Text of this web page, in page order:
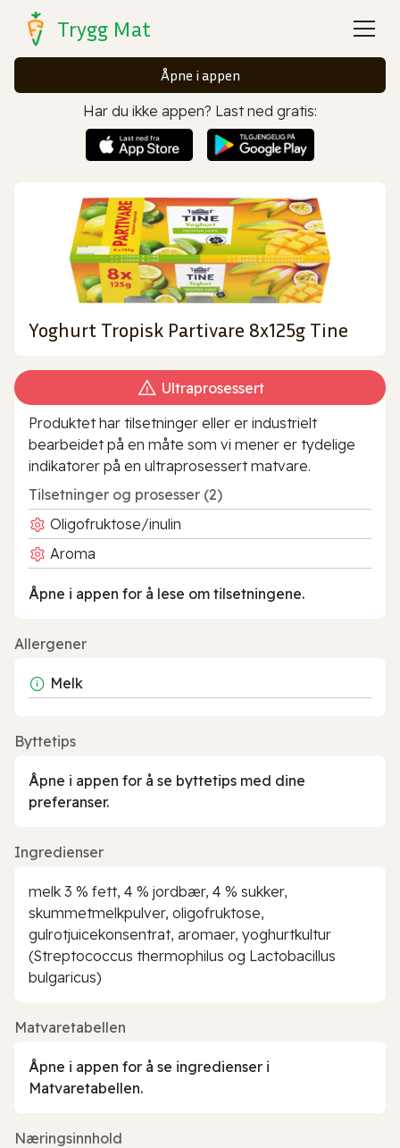
Trygg Mat
Åpne i appen
Har du ikke appen? Last ned gratis:
Yoghurt Tropisk Partivare 8x125g Tine
Ultraprosessert
Produktet har tilsetninger eller er industrielt
bearbeidet på en måte som vi mener er tydelige
indikatorer på en ultraprosessert matvare.
Tilsetninger og prosesser (2)
Oligofruktose/inulin
Aroma
Åpne i appen for å lese om tilsetningene.
Allergener
Melk
Byttetips
Åpne i appen for å se byttetips med dine
preferanser.
Ingredienser
melk 3 % fett, 4 % jordbær, 4 % sukker,
skummetmelkpulver, oligofruktose,
gulrotjuicekonsentrat, aromaer, yoghurtkultur
(Streptococcus thermophilus og Lactobacillus
bulgaricus)
Matvaretabellen
Åpne i appen for å se ingredienser i
Matvaretabellen.
Næringsinnhold